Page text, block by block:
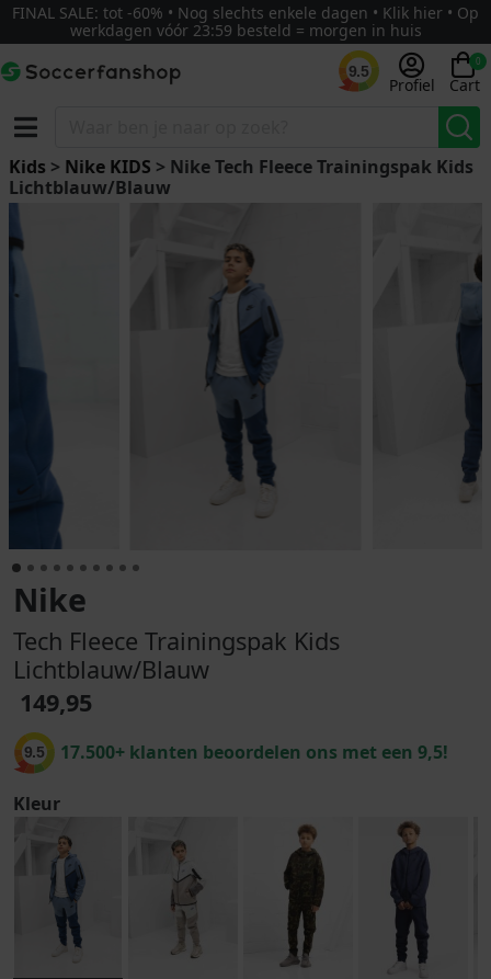
FINAL SALE: tot -60% • Nog slechts enkele dagen • Klik hier • Op
werkdagen vóór 23:59 besteld = morgen in huis
9.5
Profiel
0
Cart
Kids > Nike KIDS > Nike Tech Fleece Trainingspak Kids
Lichtblauw/Blauw
Nike
Tech Fleece Trainingspak Kids
Lichtblauw/Blauw
149,95
9.5 17.500+ klanten beoordelen ons met een 9,5!
Kleur